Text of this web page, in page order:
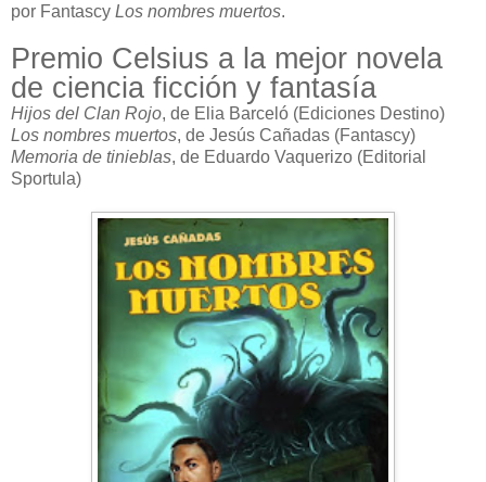
por Fantascy Los nombres muertos.
Premio Celsius a la mejor novela
de ciencia ficción y fantasía
Hijos del Clan Rojo, de Elia Barceló (Ediciones Destino)
Los nombres muertos, de Jesús Cañadas (Fantascy)
Memoria de tinieblas, de Eduardo Vaquerizo (Editorial
Sportula)